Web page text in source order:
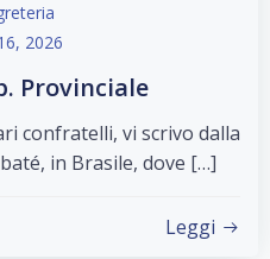
2026
Provinciale
confratelli, vi scrivo dalla
in Brasile, dove […]
Leggi